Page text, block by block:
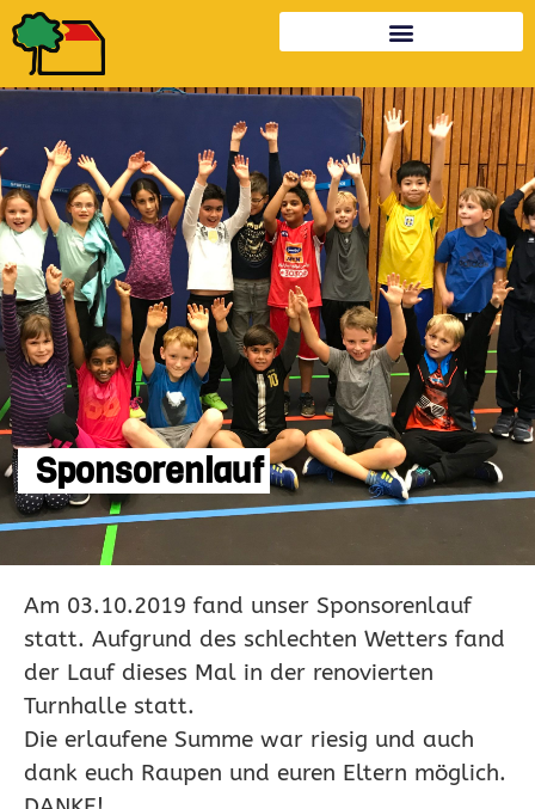
Sponsorenlauf
Am 03.10.2019 fand unser Sponsorenlauf
statt. Aufgrund des schlechten Wetters fand
der Lauf dieses Mal in der renovierten
Turnhalle statt.
Die erlaufene Summe war riesig und auch
dank euch Raupen und euren Eltern möglich.